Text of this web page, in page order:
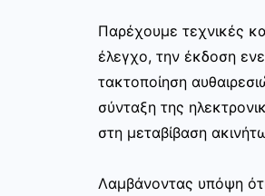
Παρέχουμε τεχνικές
έλεγχο, την έκδοση
τακτοποίηση
σύνταξη της
στη μεταβίβαση
Λαμβάνοντας υπόψη